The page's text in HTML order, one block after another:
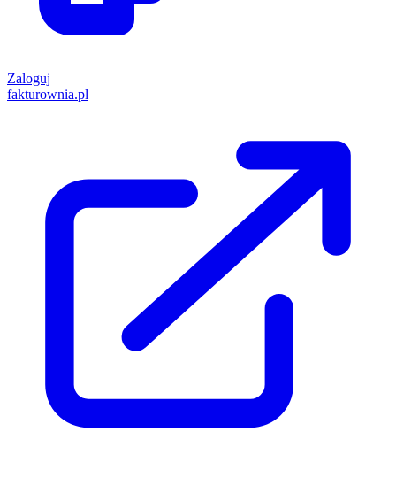
Zaloguj
fakturownia.pl